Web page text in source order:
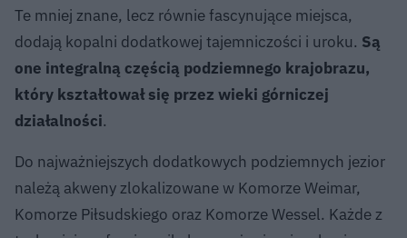
Te mniej znane, lecz równie fascynujące miejsca,
dodają kopalni dodatkowej tajemniczości i uroku. Są
one integralną częścią podziemnego krajobrazu,
który kształtował się przez wieki górniczej
działalności.
Do najważniejszych dodatkowych podziemnych jezior
należą akweny zlokalizowane w Komorze Weimar,
Komorze Piłsudskiego oraz Komorze Wessel. Każde z